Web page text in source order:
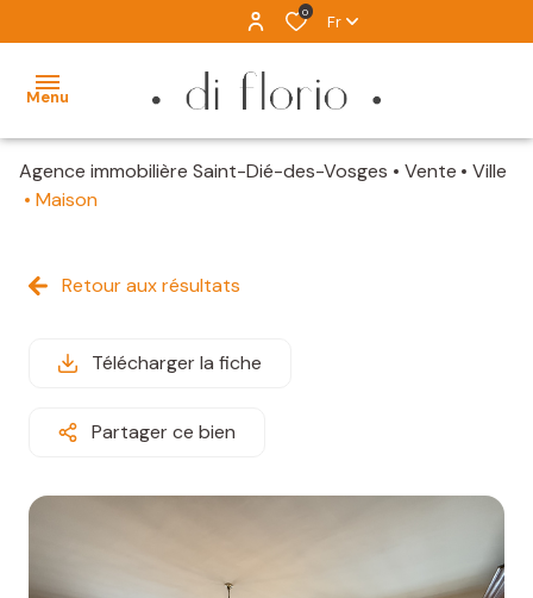
0 Fr
Menu
ACCUEIL
LOCATION
D'EXCEPTION
ALERTE
ESTIMATION
Agence immobilière Saint-Dié-des-Vosges Vente
Ville
Maison
Retour aux résultats
Télécharger la fiche
Partager ce bien